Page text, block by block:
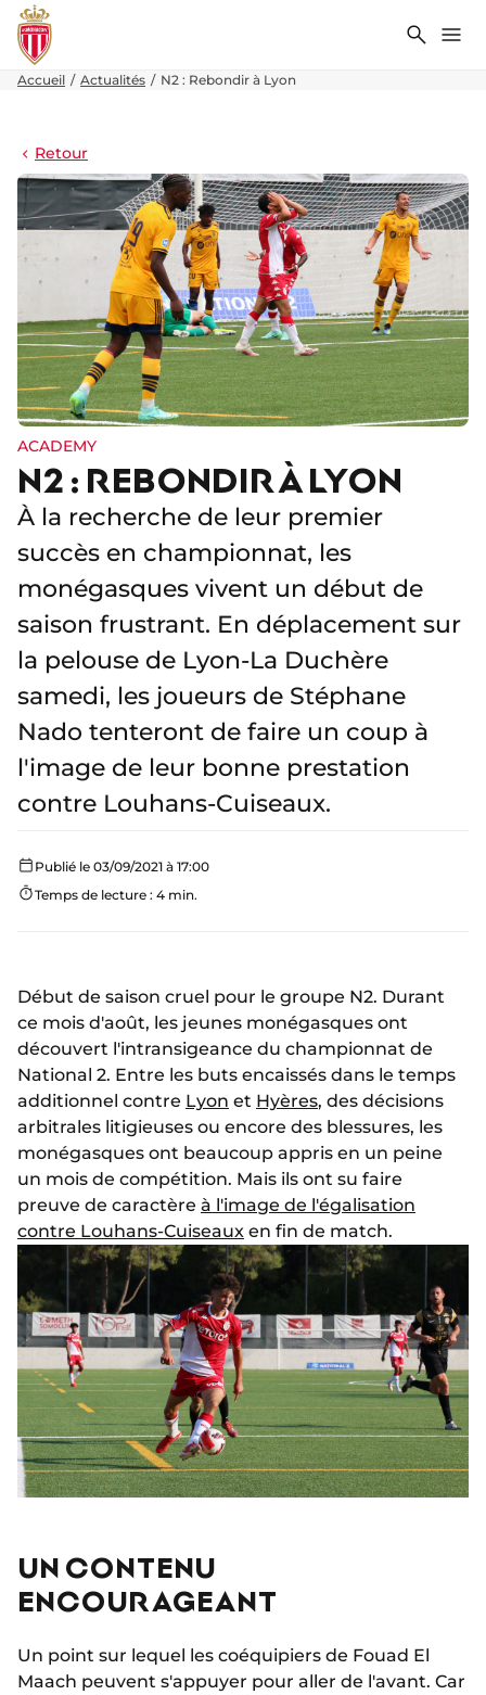
Accueil Actualités N2 : Rebondir à Lyon
Retour
ACADEMY
N2 : REBONDIR À LYON
À la recherche de leur premier
succès en championnat, les
monégasques vivent un début de
saison frustrant. En déplacement sur
la pelouse de Lyon-La Duchère
samedi, les joueurs de Stéphane
Nado tenteront de faire un coup à
l'image de leur bonne prestation
contre Louhans-Cuiseaux.
Publié le 03/09/2021 à 17:00
Temps de lecture : 4 min.
Début de saison cruel pour le groupe N2. Durant
ce mois d'août, les jeunes monégasques ont
découvert l'intransigeance du championnat de
National 2. Entre les buts encaissés dans le temps
additionnel contre Lyon et Hyères, des décisions
arbitrales litigieuses ou encore des blessures, les
monégasques ont beaucoup appris en un peine
un mois de compétition. Mais ils ont su faire
preuve de caractère à l'image de l'égalisation
contre Louhans-Cuiseaux en fin de match.
UN CONTENU
ENCOURAGEANT
Un point sur lequel les coéquipiers de Fouad El
Maach peuvent s'appuyer pour aller de l'avant. Car